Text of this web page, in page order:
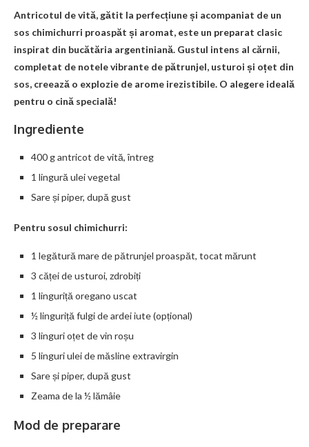
Antricotul de vită, gătit la perfecțiune și acompaniat de un
sos chimichurri proaspăt și aromat, este un preparat clasic
inspirat din bucătăria argentiniană. Gustul intens al cărnii,
completat de notele vibrante de pătrunjel, usturoi și oțet din
sos, creează o explozie de arome irezistibile. O alegere ideală
pentru o cină specială!
Ingrediente
400 g antricot de vită, întreg
1 lingură ulei vegetal
Sare și piper, după gust
Pentru sosul chimichurri:
1 legătură mare de pătrunjel proaspăt, tocat mărunt
3 căței de usturoi, zdrobiți
1 linguriță oregano uscat
½ linguriță fulgi de ardei iute (opțional)
3 linguri oțet de vin roșu
5 linguri ulei de măsline extravirgin
Sare și piper, după gust
Zeama de la ½ lămâie
Mod de preparare